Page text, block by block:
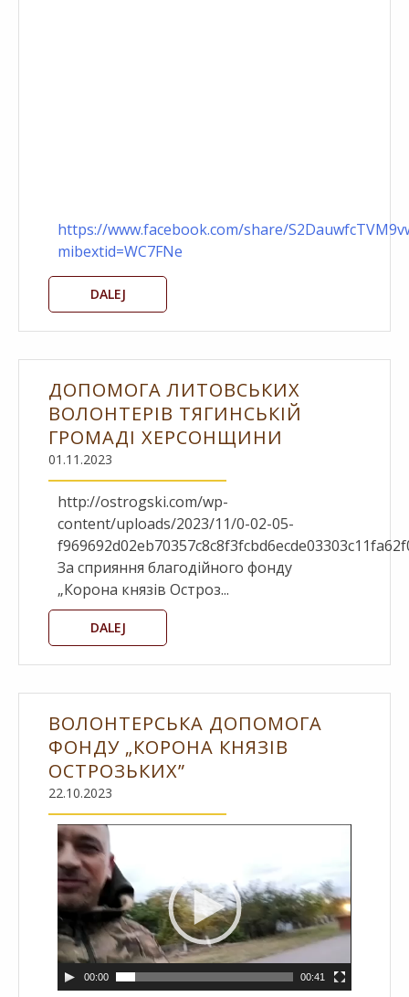
https://www.facebook.com/share/
mibextid=WC7FNe
DALEJ
ДОПОМОГА ЛИТОВСЬКИХ
ВОЛОНТЕРІВ ТЯГИНСЬКІЙ
ГРОМАДІ ХЕРСОНЩИНИ
01.11.2023
http://ostrogski.com/wp-
content/uploads/2023/11/0-02-05-
За сприяння благодійного фонду
„Корона князів Остроз...
DALEJ
ВОЛОНТЕРСЬКА ДОПОМОГА
ФОНДУ „КОРОНА КНЯЗІВ
ОСТРОЗЬКИХ”
22.10.2023
Odtwarzacz
video
00:00 00:41